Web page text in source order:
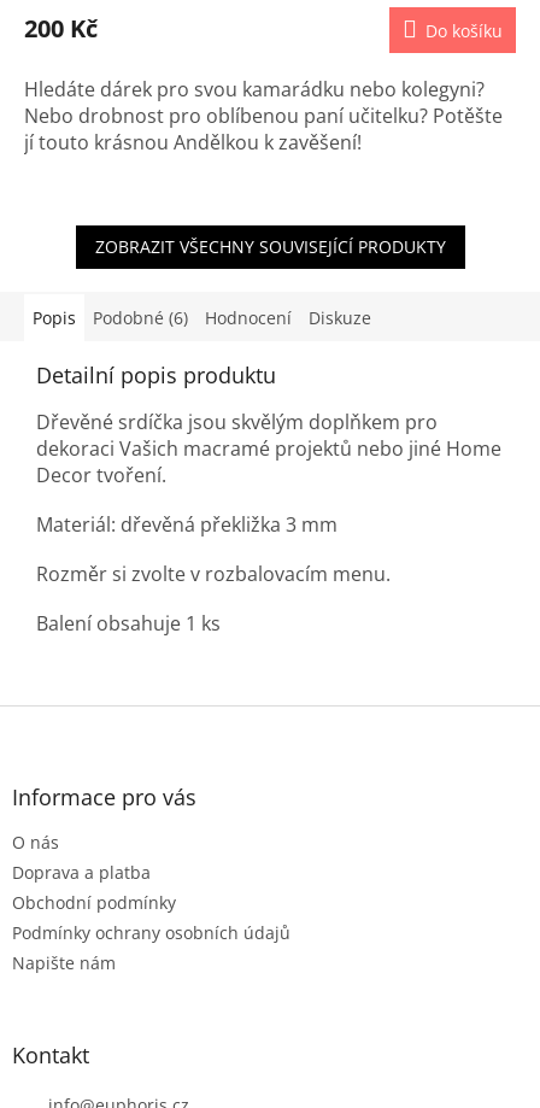
200 Kč Do košíku
Hledáte dárek pro svou kamarádku nebo kolegyni?
Nebo drobnost pro oblíbenou paní učitelku? Potěšte
jí touto krásnou Andělkou k zavěšení!
ZOBRAZIT VŠECHNY SOUVISEJÍCÍ PRODUKTY
Popis Podobné (6) Hodnocení Diskuze
Detailní popis produktu
Dřevěné srdíčka jsou skvělým doplňkem pro
dekoraci Vašich macramé projektů nebo jiné Home
Decor tvoření.
Materiál: dřevěná překližka 3 mm
Rozměr si zvolte v rozbalovacím menu.
Balení obsahuje 1 ks
Z
Informace pro vás
O nás
Doprava a platba
Obchodní podmínky
Podmínky ochrany osobních údajů
Napište nám
Kontakt